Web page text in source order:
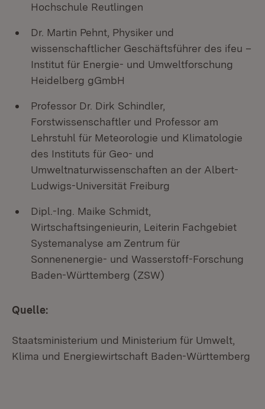
Hochschule Reutlingen
Dr. Martin Pehnt, Physiker und
wissenschaftlicher Geschäftsführer des ifeu –
Institut für Energie- und Umweltforschung
Heidelberg gGmbH
Professor Dr. Dirk Schindler,
Forstwissenschaftler und Professor am
Lehrstuhl für Meteorologie und Klimatologie
des Instituts für Geo- und
Umweltnaturwissenschaften an der Albert-
Ludwigs-Universität Freiburg
Dipl.-Ing. Maike Schmidt,
Wirtschaftsingenieurin, Leiterin Fachgebiet
Systemanalyse am Zentrum für
Sonnenenergie- und Wasserstoff-Forschung
Baden-Württemberg (ZSW)
Quelle:
Staatsministerium und Ministerium für Umwelt,
Klima und Energiewirtschaft Baden-Württemberg